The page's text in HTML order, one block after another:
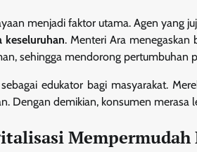
menjadi faktor utama. Agen yang
keseluruhan. Menteri Ara
sehingga mendorong pertumbuhan
edukator bagi masyarakat.
Dengan demikian, konsumen
Mempermudah